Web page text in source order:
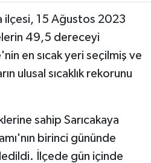
ilçesi, 15 Ağustos 2023
49,5 dereceyi
en sıcak yeri seçilmiş ve
ulusal sıcaklık rekorunu
sahip Sarıcakaya
birinci gününde
İlçede gün içinde